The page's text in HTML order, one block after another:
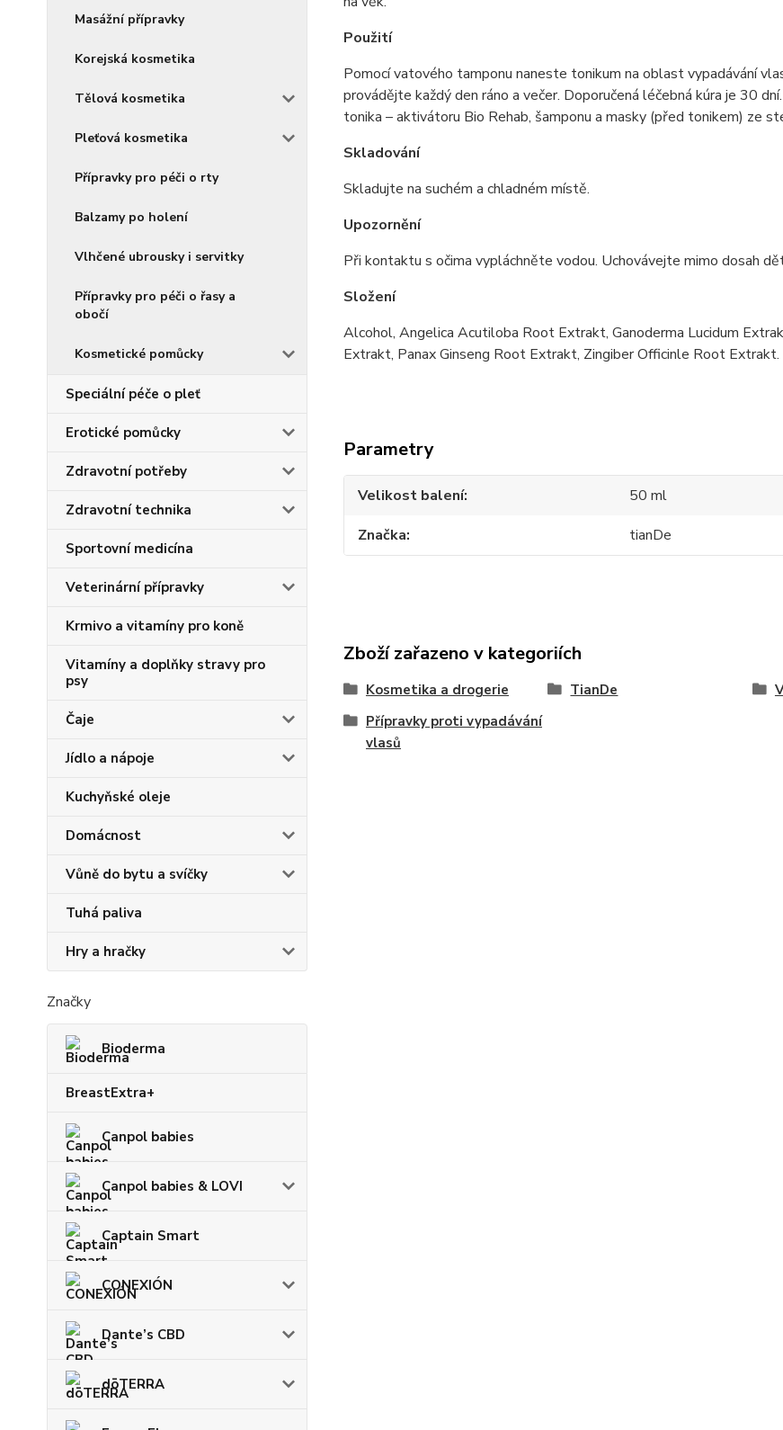
Masážní přípravky
Korejská kosmetika
Tělová kosmetika
Pleťová kosmetika
Přípravky pro péči o rty
Balzamy po holení
Vlhčené ubrousky i servitky
Přípravky pro péči o řasy a
obočí
Kosmetické pomůcky
Speciální péče o pleť
Erotické pomůcky
Zdravotní potřeby
Zdravotní technika
Sportovní medicína
Veterinární přípravky
Krmivo a vitamíny pro koně
Vitamíny a doplňky stravy pro
psy
Čaje
Jídlo a nápoje
Kuchyňské oleje
Domácnost
Vůně do bytu a svíčky
Tuhá paliva
Hry a hračky
Značky
Bioderma
BreastExtra+
Canpol babies
Canpol babies & LOVI
Captain Smart
CONEXIÓN
Dante’s CBD
dōTERRA
Použití
Pomocí vatového tamponu naneste tonikum na oblast vypadávání
provádějte každý den ráno a večer. Doporučená léčebná kúra je 30
tonika – aktivátoru Bio Rehab, šamponu a masky (před tonikem) ze
Skladování
Skladujte na suchém a chladném místě.
Upozornění
Při kontaktu s očima vypláchněte vodou. Uchovávejte mimo dosah
Složení
Alcohol, Angelica Acutiloba Root Extrakt, Ganoderma Lucidum
Extrakt, Panax Ginseng Root Extrakt, Zingiber Officinle Root Extrakt.
Parametry
Velikost balení
50 ml
Značka
tianDe
Zboží zařazeno v kategoriích
Kosmetika a drogerie TianDe
Přípravky proti vypadávání
vlasů